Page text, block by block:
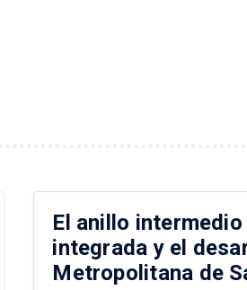
El anillo
integrada y el
Metropolitana de